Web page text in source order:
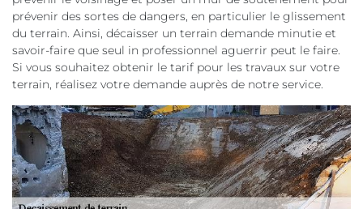
prévenir des sortes de dangers, en particulier le glissement
du terrain. Ainsi, décaisser un terrain demande minutie et
savoir-faire que seul in professionnel aguerrir peut le faire.
Si vous souhaitez obtenir le tarif pour les travaux sur votre
terrain, réalisez votre demande auprès de notre service.